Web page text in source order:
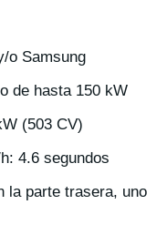
o Samsung
de hasta 150 kW
(503 CV)
4.6 segundos
la parte trasera, uno